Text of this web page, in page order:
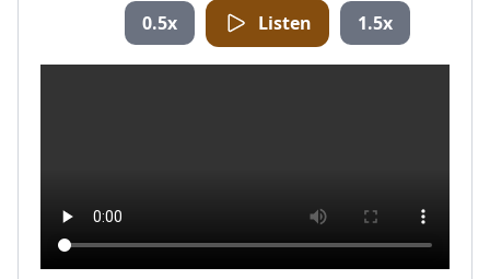
0.5x Listen 1.5x